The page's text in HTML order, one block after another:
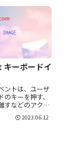
ーボードイ
ントは、ユーザ
のキーを押す、
すなどのアクシ
生します。
、これらのキー
2023.06.12